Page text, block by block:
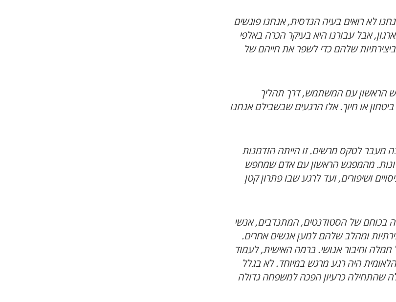
לא רואים בעיה הנדסית, אנחנו פוגשים
אבל עבורנו היא בעיקר הכרה באלפי
שלהם כדי לשפר את חייהם של
הראשון עם המשתמש, דרך תהליך
או חיוך. אלו הרגעים שבשבילם אנחנו
מעבר לטקס מרשים. זו הייתה הזדמנות
מהמפגש הראשון עם אדם שמחפש
ושיפורים, ועד לרגע שבו פתרון קטן
בכוחם של הסטודנטים, המתנדבים, אנשי
ומהלב שלהם למען אנשים אחרים.
חמלה וחיבור אנושי. ברמה האישית, לעמוד
היה רגע מרגש במיוחד. לא בגלל
שהתחילה כרעיון הפכה למשפחה גדולה